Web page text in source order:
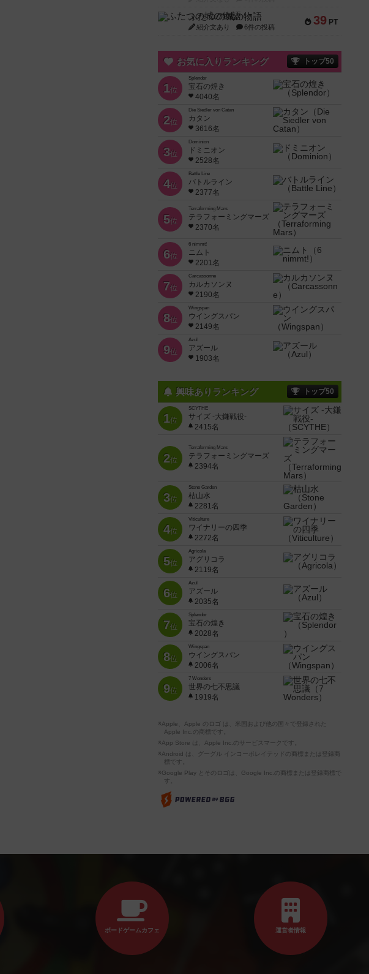
39 PT
ふたつの城の物語
紹介文あり 6件の投稿
お気に入りランキング トップ50
1位
Splendor
宝石の煌き
4040名
2位
Die Siedler von Catan
カタン
3616名
3位
Dominion
ドミニオン
2528名
4位
Battle Line
バトルライン
2377名
5位
Terraforming Mars
テラフォーミングマーズ
2370名
6位
6 nimmt!
ニムト
2201名
7位
Carcassonne
カルカソンヌ
2190名
8位
Wingspan
ウイングスパン
2149名
9位
Azul
アズール
1903名
興味ありランキング トップ50
1位
SCYTHE
サイズ -大鎌戦役-
2415名
2位
Terraforming Mars
テラフォーミングマーズ
2394名
3位
Stone Garden
枯山水
2281名
4位
Viticulture
ワイナリーの四季
2272名
5位
Agricola
アグリコラ
2119名
6位
Azul
アズール
2035名
7位
Splendor
宝石の煌き
2028名
8位
Wingspan
ウイングスパン
2006名
9位
7 Wonders
世界の七不思議
1919名
※Apple、Apple のロゴ は、米国および他の国々で登録された
Apple Inc.の商標です。
※App Store は、Apple Inc.のサービスマークです。
※Android は、グーグル インコーポレイテッドの商標または登録商
標です。
※Google Play とそのロゴは、Google Inc.の商標または登録商標で
す。
ボードゲームカフェ 運営者情報